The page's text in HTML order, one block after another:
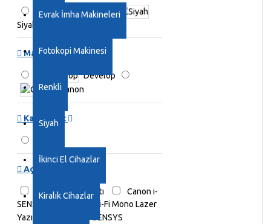
Evrak İmha Makineleri
Fotokopi Makinesi
Renkli
Siyah
İkinci El Cihazlar
Kiralık Cihazlar
Renkli
Siyah
Marka
Develop
Canon
Kağıt Ebat
Açıklama
Canon Yazıcı Fiyatı
Canon i-
SENSYS LBP122dw Wi-Fi Mono Lazer
Yazıcı
Canon i-SENSYS